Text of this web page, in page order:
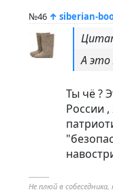
№46 ↑ siberian-
А это
Ты чё ?
России
----------
Не плюй в